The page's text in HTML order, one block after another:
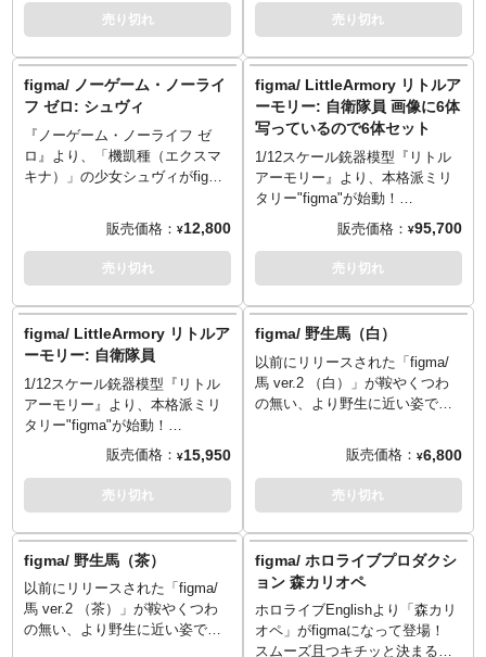
「にらみ顔」「寝起き顔」の3種
類でオプションパーツとして
ディスプレイが可能！
©neco
売り切れ
「照れ顔」をセレクトし、差し
替えが可能。オプションパーツ
意され、レイピア状の武器「ミ
ルテン・アスター」は中折れ可
動のギミックを搭載していま
す。
売り切れ
figma/ ノーゲーム・ノーライ
フ ゼロ: シュヴィ
『ノーゲーム・ノーライフ ゼ
ロ』より、「機凱種（エクスマ
キナ）」の少女シュヴィがfigma
レ顔」をセレクトし、差し替え
が可能。オプションパーツは
「チェス盤」「チェス駒」「花
手」他が用意され、様々なアク
ションに対応します。
販売価格： ¥12,800
売り切れ
figma/ LittleArmory リトルア
ーモリー: 自衛隊員 画像に6体
写っているので6体セット
1/12スケール銃器模型『リトル
アーモリー』より、本格派ミリ
タリー"figma"が始動！
第一作目は、日本国の自衛隊。
変革著しい2000年代の陸上自衛
隊普通科隊員をイメージ。陸上
自衛隊特有の迷彩柄を再現する
もなき戦士が持つ魅力を目指
し、フェイスパーツをサングラ
ススタイルで作成。首の二段階
可動によって、付属の小銃をよ
りそれらしく構えさせることが
ツ化や膝と肩の二重関節の採用
などにより、隊員らしいポージ
ングを実現。89式小銃は2種類が
同梱され「扱い易い完成品」と
ト」の二挺です。ホルスターに
収納可能な9ミリ拳銃が付属。要
所に軟質素材を使う事でプロポ
ーションを崩さず、可動域を確
保し、スムーズ且つキチッと決
まるfigmaオリジナル関節パーツ
販売価格： ¥95,700
売り切れ
figma/ LittleArmory リトルア
ーモリー: 自衛隊員
1/12スケール銃器模型『リトル
アーモリー』より、本格派ミリ
タリー"figma"が始動！
第一作目は、日本国の自衛隊。
変革著しい2000年代の陸上自衛
隊普通科隊員をイメージ。陸上
自衛隊特有の迷彩柄を再現する
もなき戦士が持つ魅力を目指
し、フェイスパーツをサングラ
ススタイルで作成。首の二段階
可動によって、付属の小銃をよ
りそれらしく構えさせることが
販売価格： ¥15,950
売り切れ
figma/ 野生馬（白）
以前にリリースされた「figma/
馬 ver.2 （白）」が鞍やくつわ
の無い、より野生に近い姿でま
ドな茶色となり、figmaオリジナ
ル関節を随所に使用する事で躍
動感のあるポーズが可能です。
もちろん単体のみならず、figma
で、様々なfigmaシリーズと組み
合わせれば楽しさ倍増！様々な
シーンを可能にする可動支柱付
きのfigma専用台座が同梱。
販売価格： ¥6,800
売り切れ
figma/ 野生馬（茶）
以前にリリースされた「figma/
馬 ver.2 （茶）」が鞍やくつわ
の無い、より野生に近い姿でま
figma/ ホロライブプロダクシ
ョン 森カリオペ
ホロライブEnglishより「森カリ
オペ」がfigmaになって登場！
スムーズ且つキチッと決まる